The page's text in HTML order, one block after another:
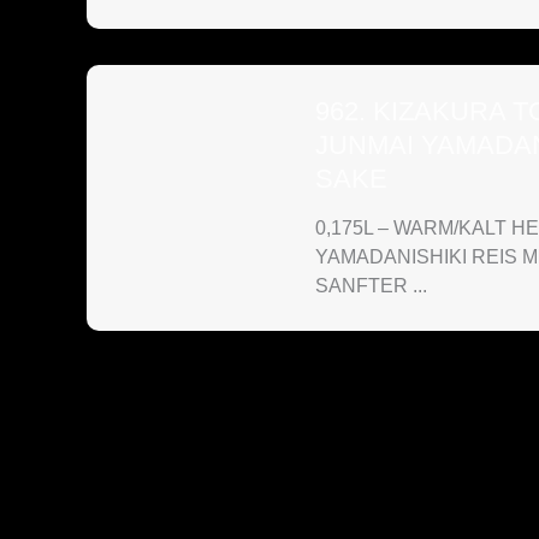
0,175L – WARM/KALT
YAMADANISHIKI REIS
SANFTER ...